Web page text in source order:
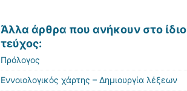
Άλλα άρθρα που ανήκουν στο ίδιο
τεύχος:
Πρόλογος
Εννοιολογικός χάρτης – Δημιουργία λέξεων